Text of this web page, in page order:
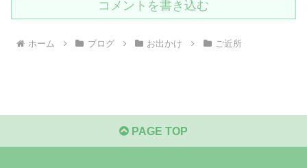
コメントを書き込む
ホーム ブログ お出かけ ご近所
PAGE TOP